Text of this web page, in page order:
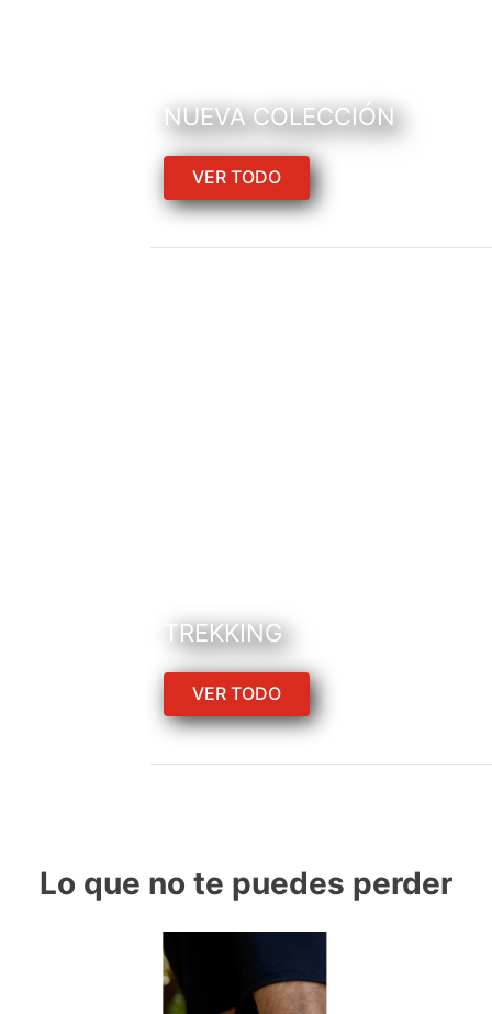
NUEVA COLECCIÓN
VER TODO
TREKKING
VER TODO
Lo que no te puedes perder